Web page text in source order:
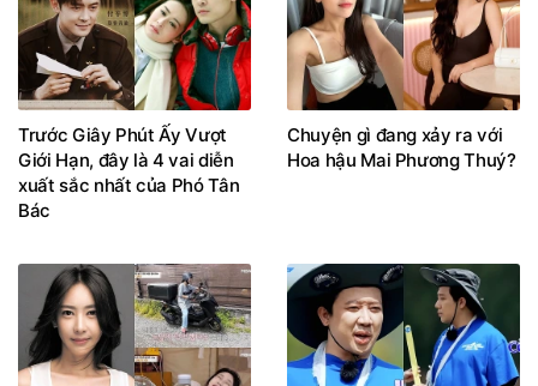
Trước Giây Phút Ấy Vượt
Giới Hạn, đây là 4 vai diễn
xuất sắc nhất của Phó Tân
Bác
Chuyện gì đang xảy ra với
Hoa hậu Mai Phương Thuý?